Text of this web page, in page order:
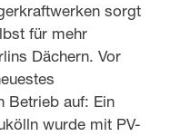
sorgt
für mehr
Dächern. Vor
Betrieb auf: Ein
wurde mit PV-